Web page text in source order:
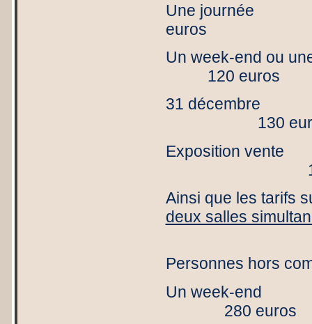
Une
euros
Un week-
120 euros
31
130
Exposition
160
Ainsi que les tarifs
deux salles
Personnes hors
Un
280 euros